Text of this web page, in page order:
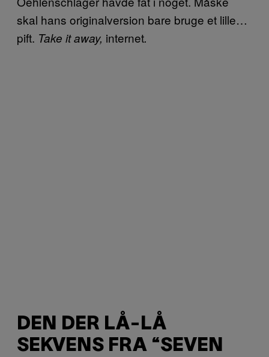
skal hans originalversion bare bruge et lille…
pift. Take it away, internet.
DEN DER LÅ-LÅ
SEKVENS FRA “SEVEN